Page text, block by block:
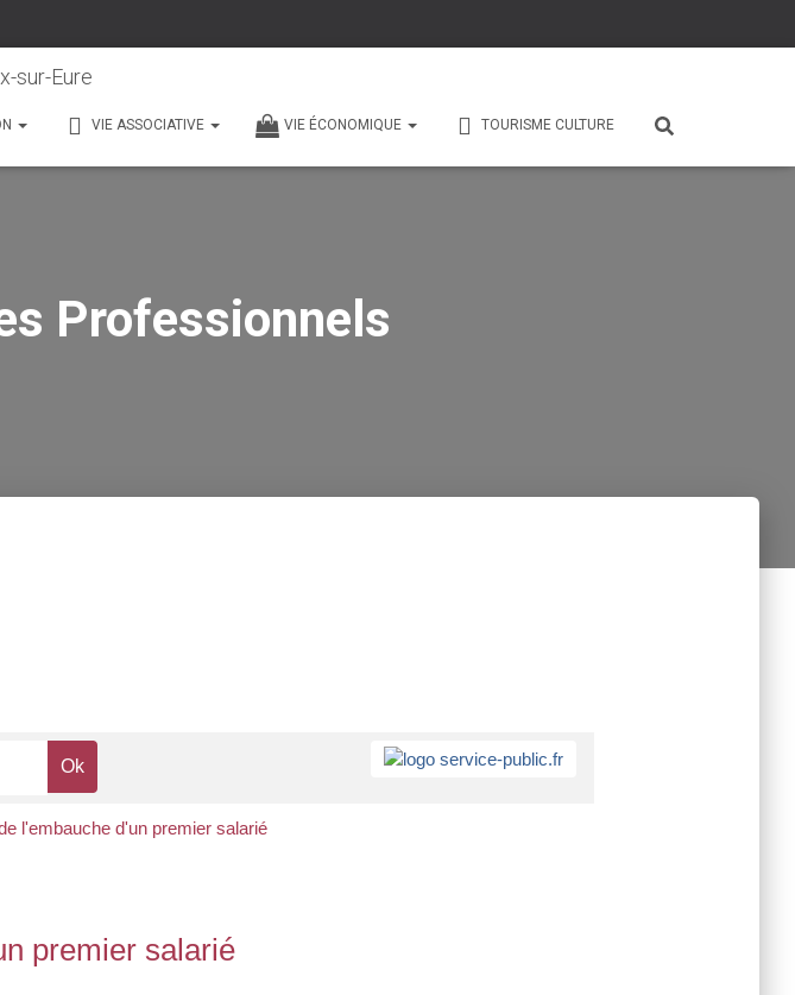
VIE ASSOCIATIVE VIE ÉCONOMIQUE TOURISME CULTURE
Professionnels
l'embauche d'un premier salarié
premier salarié